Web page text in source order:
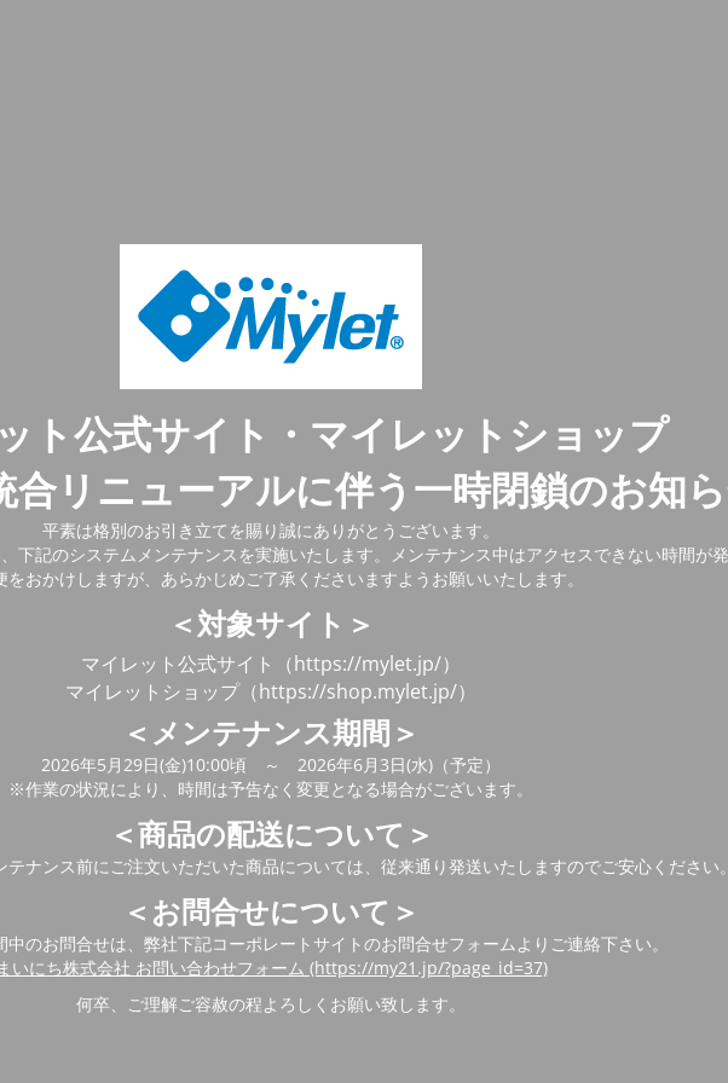
ト公式サイト・マイレットショップ
合リニューアルに伴う一時閉鎖のお知
平素は格別のお引き立てを賜り誠にありがとうございます。
下記のシステムメンテナンスを実施いたします。メンテナンス中はアクセスできない時間が発
をおかけしますが、あらかじめご了承くださいますようお願いいたします。
＜対象サイト＞
マイレット公式サイト（https://mylet.jp/）
マイレットショップ（https://shop.mylet.jp/）
＜メンテナンス期間＞
2026年5月29日(金)10:00頃 ～ 2026年6月3日(水)（予定）
※作業の状況により、時間は予告なく変更となる場合がございます。
＜商品の配送について＞
ナンス前にご注文いただいた商品については、従来通り発送いたしますのでご安心ください。
＜お問合せについて＞
のお問合せは、弊社下記コーポレートサイトのお問合せフォームよりご連絡下さい。
いにち株式会社 お問い合わせフォーム (https://my21.jp/?page_id=37)
何卒、ご理解ご容赦の程よろしくお願い致します。